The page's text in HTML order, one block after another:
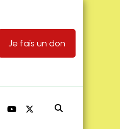
Je fais un don